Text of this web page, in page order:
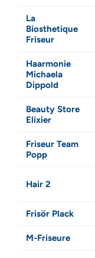
La
Biosthetique
Friseur
Haarmonie
Michaela
Dippold
Beauty Store
Elixier
Friseur Team
Popp
Hair 2
Frisör Plack
M-Friseure